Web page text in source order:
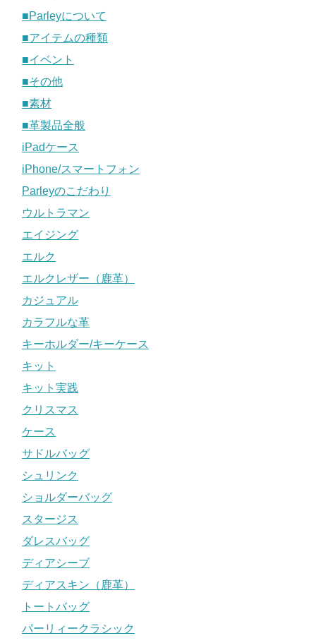
■Parleyについて
■アイテムの種類
■イベント
■その他
■素材
■革製品全般
iPadケース
iPhone/スマートフォン
Parleyのこだわり
ウルトラマン
エイジング
エルク
エルクレザー（鹿革）
カジュアル
カラフルな革
キーホルダー/キーケース
キット
キット実践
クリスマス
ケース
サドルバッグ
シュリンク
ショルダーバッグ
スタージス
ダレスバッグ
ディアシーブ
ディアスキン（鹿革）
トートバッグ
パーリィークラシック